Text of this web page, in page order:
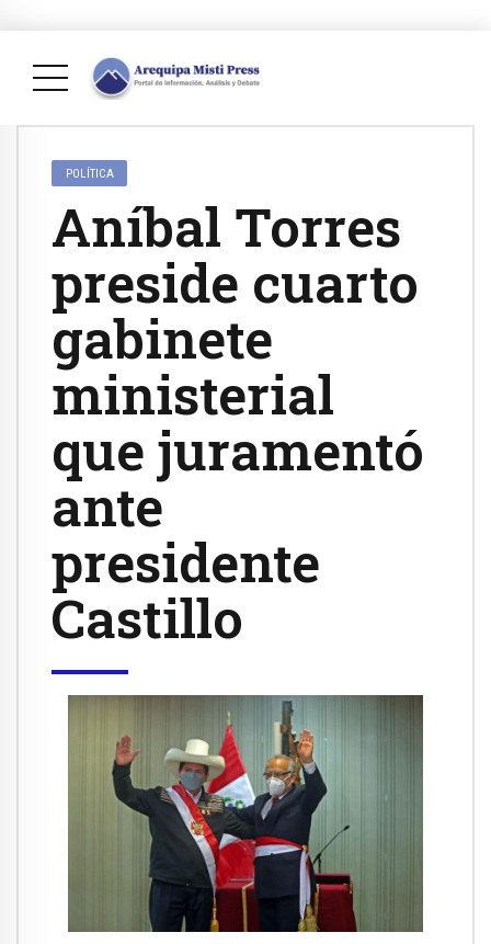
POLÍTICA
Aníbal Torres
preside cuarto
gabinete
ministerial
que juramentó
ante
presidente
Castillo